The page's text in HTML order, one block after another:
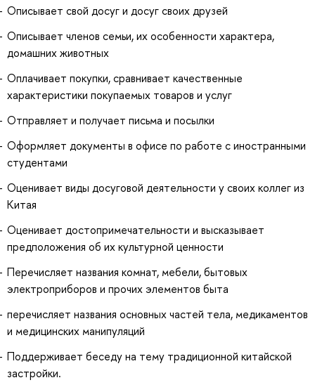
Описывает свой досуг и досуг своих друзей
Описывает членов семьи, их особенности характера,
домашних животных
Оплачивает покупки, сравнивает качественные
характеристики покупаемых товаров и услуг
Отправляет и получает письма и посылки
Оформляет документы в офисе по работе с иностранными
студентами
Оценивает виды досуговой деятельности у своих коллег из
Китая
Оценивает достопримечательности и высказывает
предположения об их культурной ценности
Перечисляет названия комнат, мебели, бытовых
электроприборов и прочих элементов быта
перечисляет названия основных частей тела, медикаментов
и медицинских манипуляций
Поддерживает беседу на тему традиционной китайской
застройки.